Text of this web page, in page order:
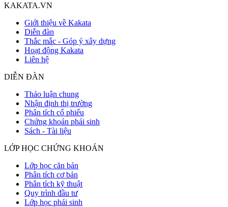
KAKATA.VN
Giới thiệu về Kakata
Diễn đàn
Thắc mắc - Góp ý xây dựng
Hoạt động Kakata
Liên hệ
DIỄN ĐÀN
Thảo luận chung
Nhận định thị trường
Phân tích cổ phiếu
Chứng khoán phái sinh
Sách - Tài liệu
LỚP HỌC CHỨNG KHOÁN
Lớp học căn bản
Phân tích cơ bản
Phân tích kỹ thuật
Quy trình đầu tư
Lớp học phái sinh